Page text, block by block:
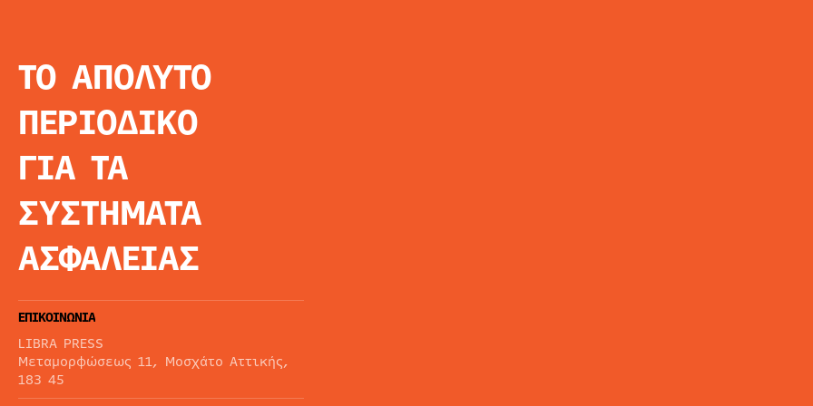
ΤΟ ΑΠΟΛΥΤΟ
ΠΕΡΙΟΔΙΚΟ
ΓΙΑ ΤΑ
ΣΥΣΤΗΜΑΤΑ
ΑΣΦΑΛΕΙΑΣ
ΕΠΙΚΟΙΝΩΝΙΑ
LIBRA PRESS
Μεταμορφώσεως 11, Μοσχάτο Αττικής,
183 45